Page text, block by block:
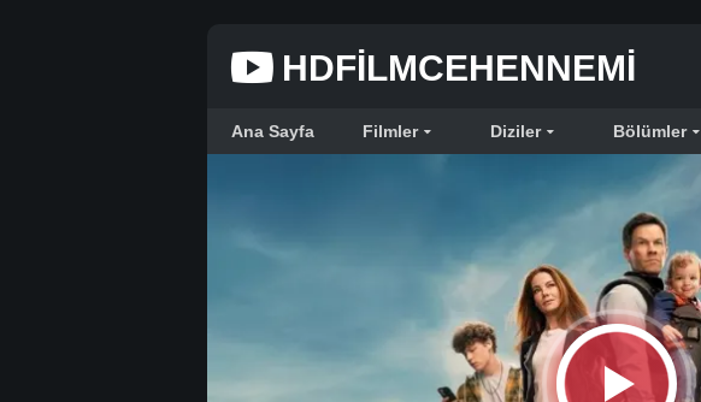
HDFILMCEHENNEMI
Ana Sayfa Filmler Diziler Bölümler